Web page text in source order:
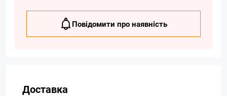
Повідомити про наявність
Доставка